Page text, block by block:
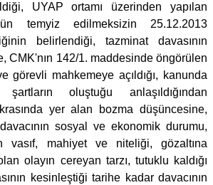
UYAP ortamı üzerinden yapılan
temyiz edilmeksizin 25.12.2013
belirlendiği, tazminat davasının
CMK'nın 142/1. maddesinde öngörülen
görevli mahkemeye açıldığı, kanunda
oluştuğu anlaşıldığından
yer alan bozma düşüncesine,
sosyal ve ekonomik durumu,
vasıf, mahiyet ve niteliği, gözaltına
olayın cereyan tarzı, tutuklu kaldığı
kesinleştiği tarihe kadar davacının